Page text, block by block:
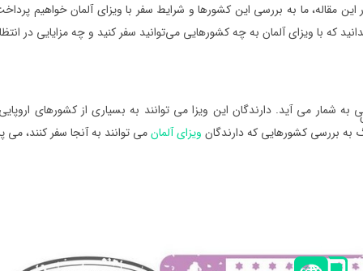
مقاله، ما به بررسی این کشورها و شرایط سفر با ویزای آلمان خواهیم
که با ویزای آلمان به چه کشورهایی می‌توانید سفر کنید و چه مزایایی در
به شمار می آید. دارندگان این ویزا می توانند به بسیاری از کشورهای
به بررسی کشورهایی که دارندگان ویزای آلمانمی توانند به آنجا سفر کنند، می